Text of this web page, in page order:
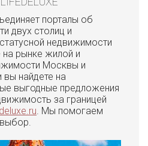
порталы об
двух столиц и
недвижимости
рынке жилой и
Москвы и
найдете на
выгодные предложения
за границей
. Мы помогаем